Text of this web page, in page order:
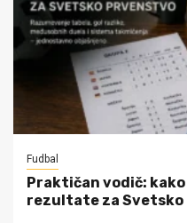
Fudbal
Praktičan vodič:
rezultate za